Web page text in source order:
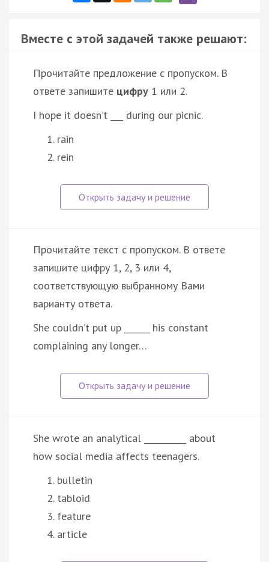
Вместе с этой задачей также решают:
Прочитайте предложение с пропуском. В
ответе запишите цифру 1 или 2.
I hope it doesn’t ___ during our picnic.
rain
rein
Прочитайте текст с пропуском. В ответе
запишите цифру 1, 2, 3 или 4,
соответствующую выбранному Вами
варианту ответа.
She couldn’t put up ______ his constant
complaining any longer…
She wrote an analytical __________ about
how social media affects teenagers.
bulletin
tabloid
feature
article